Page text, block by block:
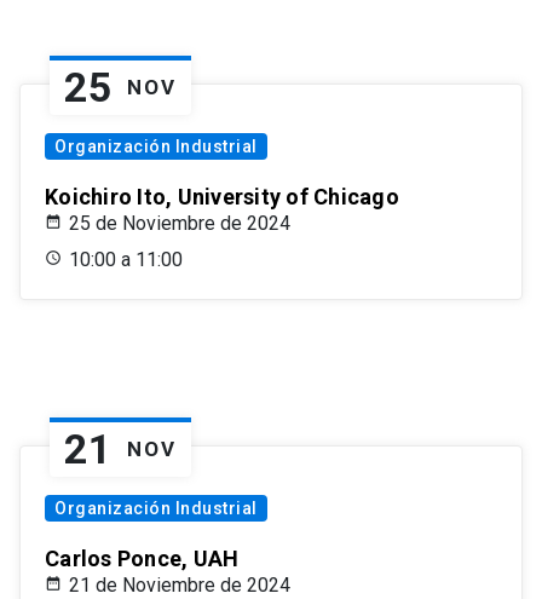
25 NOV
Organización Industrial
Koichiro Ito, University of Chicago
25 de Noviembre de 2024
10:00 a 11:00
21 NOV
Organización Industrial
Carlos Ponce, UAH
21 de Noviembre de 2024